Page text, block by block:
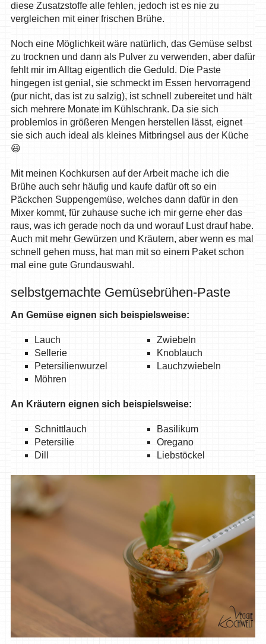
diese Zusatzstoffe alle fehlen, jedoch ist es nie zu
vergleichen mit einer frischen Brühe.
Noch eine Möglichkeit wäre natürlich, das Gemüse selbst
zu trocknen und dann als Pulver zu verwenden, aber dafür
fehlt mir im Alltag eigentlich die Geduld. Die Paste
hingegen ist genial, sie schmeckt im Essen hervorragend
(pur nicht, das ist zu salzig), ist schnell zubereitet und hält
sich mehrere Monate im Kühlschrank. Da sie sich
problemlos in größeren Mengen herstellen lässt, eignet
sie sich auch ideal als kleines Mitbringsel aus der Küche
😃
Mit meinen Kochkursen auf der Arbeit mache ich die
Brühe auch sehr häufig und kaufe dafür oft so ein
Päckchen Suppengemüse, welches dann dafür in den
Mixer kommt, für zuhause suche ich mir gerne eher das
raus, was ich gerade noch da und worauf Lust drauf habe.
Auch mit mehr Gewürzen und Kräutern, aber wenn es mal
schnell gehen muss, hat man mit so einem Paket schon
mal eine gute Grundauswahl.
selbstgemachte Gemüsebrühen-Paste
An Gemüse eignen sich beispielsweise:
Lauch
Sellerie
Petersilienwurzel
Möhren
Zwiebeln
Knoblauch
Lauchzwiebeln
An Kräutern eignen sich beispielsweise:
Schnittlauch
Petersilie
Dill
Basilikum
Oregano
Liebstöckel